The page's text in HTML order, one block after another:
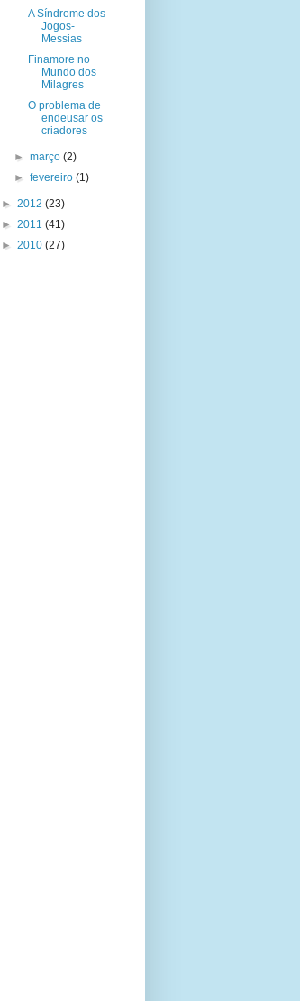
A Síndrome dos
Jogos-
Messias
Finamore no
Mundo dos
Milagres
O problema de
endeusar os
criadores
►março(2)
►fevereiro(1)
► 2012 (23)
► 2011 (41)
► 2010 (27)